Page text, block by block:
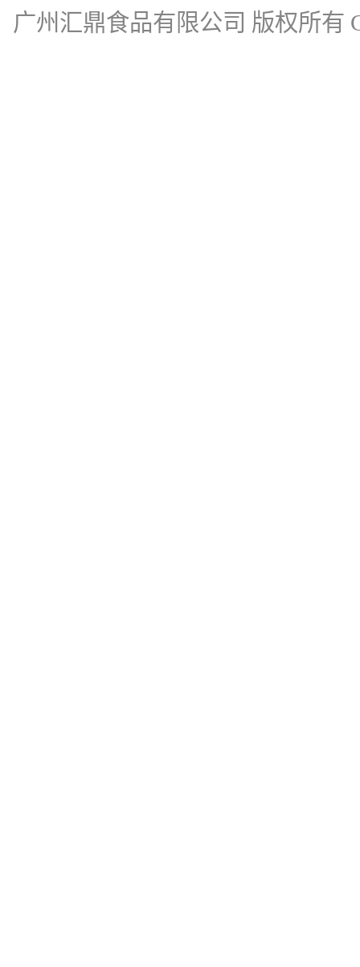
广州汇鼎食品有限公司 版权所有